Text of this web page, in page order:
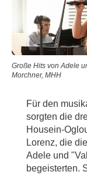
Große Hits von Adele
Morchner, MHH
Für den
sorgten die
Housein-
Lorenz, die
Adele und
begeisterten.